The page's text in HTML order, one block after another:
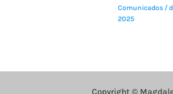
Comunicados/
2025
Copyright ©